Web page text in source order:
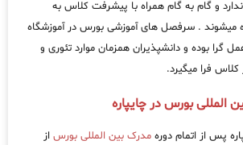
و گام به گام همراه با پیشرفت کلاس به
میشوند . سرفصل های آموزشی بورس در آموزشگاه
گرا بوده و دانشپذیران همزمان موارد تئوری و
فرا میگیرد.
المللی بورس در چایپاره
پس از اتمام دوره مدرک بین المللی بورس از